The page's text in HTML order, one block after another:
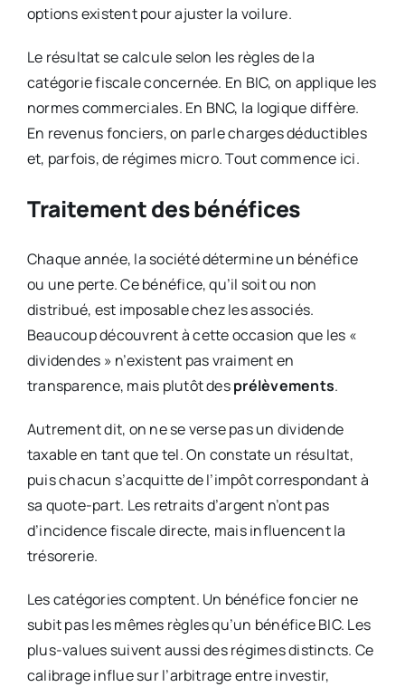
options existent pour ajuster la voilure.
Le résultat se calcule selon les règles de la
catégorie fiscale concernée. En BIC, on applique les
normes commerciales. En BNC, la logique diffère.
En revenus fonciers, on parle charges déductibles
et, parfois, de régimes micro. Tout commence ici.
Traitement des bénéfices
Chaque année, la société détermine un bénéfice
ou une perte. Ce bénéfice, qu’il soit ou non
distribué, est imposable chez les associés.
Beaucoup découvrent à cette occasion que les «
dividendes » n’existent pas vraiment en
transparence, mais plutôt desprélèvements.
Autrement dit, on ne se verse pas un dividende
taxable en tant que tel. On constate un résultat,
puis chacun s’acquitte de l’impôt correspondant à
sa quote-part. Les retraits d’argent n’ont pas
d’incidence fiscale directe, mais influencent la
trésorerie.
Les catégories comptent. Un bénéfice foncier ne
subit pas les mêmes règles qu’un bénéfice BIC. Les
plus-values suivent aussi des régimes distincts. Ce
calibrage influe sur l’arbitrage entre investir,